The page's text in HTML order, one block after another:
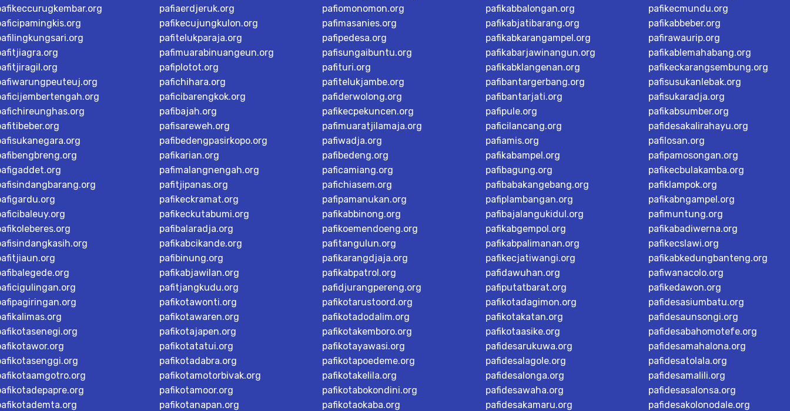
pafiaerdjeruk.org
pafikecujungkulon.org
pafitelukparaja.org
pafimuarabinuangeun.org
pafiplotot.org
pafichihara.org
paficibarengkok.org
pafibajah.org
pafisareweh.org
pafibedengpasirkopo.org
pafikarian.org
pafimalangnengah.org
pafitjipanas.org
pafikeckramat.org
pafikeckutabumi.org
pafibalaradja.org
pafikabcikande.org
pafibinung.org
pafikabjawilan.org
pafitjangkudu.org
pafikotawonti.org
pafikotawaren.org
pafikotajapen.org
pafikotatatui.org
pafikotadabra.org
pafikotamotorbivak.org
pafikotamoor.org
pafikotanapan.org
pafiomonomon.org
pafimasanies.org
pafipedesa.org
pafisungaibuntu.org
pafituri.org
pafitelukjambe.org
pafiderwolong.org
pafikecpekuncen.org
pafimuaratjilamaja.org
pafiwadja.org
pafibedeng.org
paficamiang.org
pafichiasem.org
pafipamanukan.org
pafikabbinong.org
pafikoemendoeng.org
pafitangulun.org
pafikarangdjaja.org
pafikabpatrol.org
pafidjurangpereng.org
pafikotarustoord.org
pafikotadodalim.org
pafikotakemboro.org
pafikotayawasi.org
pafikotapoedeme.org
pafikotakelila.org
pafikotabokondini.org
pafikotaokaba.org
pafikabbalongan.org
pafikabjatibarang.org
pafikabkarangampel.org
pafikabarjawinangun.org
pafikabklangenan.org
pafibantargerbang.org
pafibantarjati.org
pafipule.org
paficilancang.org
pafiamis.org
pafikabampel.org
pafibagung.org
pafibabakangebang.org
pafiplambangan.org
pafibajalangukidul.org
pafikabgempol.org
pafikabpalimanan.org
pafikecjatiwangi.org
pafidawuhan.org
pafiputatbarat.org
pafikotadagimon.org
pafikotakatan.org
pafikotaasike.org
pafidesarukuwa.org
pafidesalagole.org
pafidesalonga.org
pafidesawaha.org
pafidesakamaru.org
pafikecmundu.org
pafikabbeber.org
pafirawaurip.org
pafikablemahabang.org
pafikeckarangsembung.org
pafisusukanlebak.org
pafisukaradja.org
pafikabsumber.org
pafidesakalirahayu.org
pafilosan.org
pafipamosongan.org
pafikecbulakamba.org
pafiklampok.org
pafikabngampel.org
pafimuntung.org
pafikabadiwerna.org
pafikecslawi.org
pafikabkedungbanteng.org
pafiwanacolo.org
pafikedawon.org
pafidesasiumbatu.org
pafidesaunsongi.org
pafidesabahomotefe.org
pafidesamahalona.org
pafidesatolala.org
pafidesamalili.org
pafidesasalonsa.org
pafidesakolonodale.org